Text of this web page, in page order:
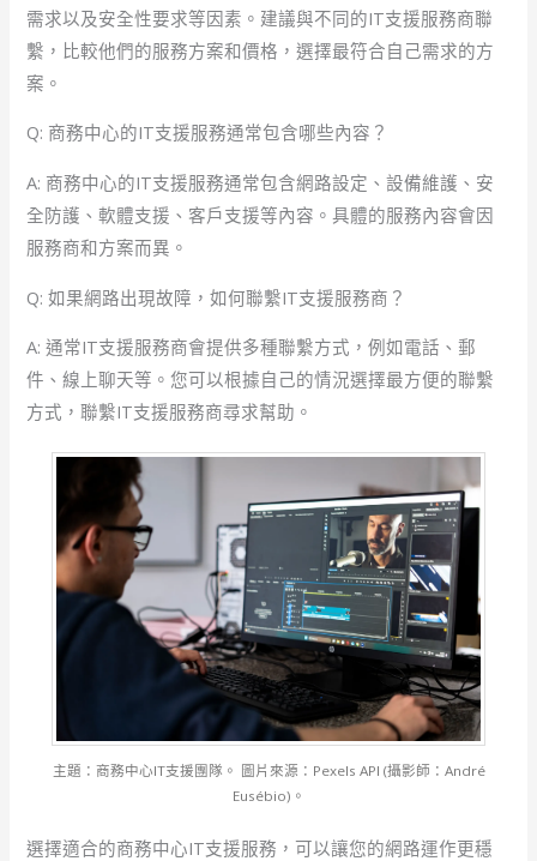
需求以及安全性要求等因素。建議與不同的IT支援服務商聯
繫，比較他們的服務方案和價格，選擇最符合自己需求的方
案。
Q: 商務中心的IT支援服務通常包含哪些內容？
A: 商務中心的IT支援服務通常包含網路設定、設備維護、安
全防護、軟體支援、客戶支援等內容。具體的服務內容會因
服務商和方案而異。
Q: 如果網路出現故障，如何聯繫IT支援服務商？
A: 通常IT支援服務商會提供多種聯繫方式，例如電話、郵
件、線上聊天等。您可以根據自己的情況選擇最方便的聯繫
方式，聯繫IT支援服務商尋求幫助。
主題：商務中心IT支援團隊。 圖片來源：Pexels API (攝影師：André
Eusébio)。
選擇適合的商務中心IT支援服務，可以讓您的網路運作更穩